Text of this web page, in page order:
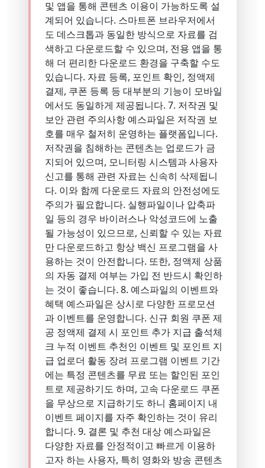
및 앱을 통해 콘텐츠 이용이 가능하도록 설
계되어 있습니다. 스마트폰 브라우저에서
도 데스크톱과 동일한 방식으로 자료를 검
색하고 다운로드할 수 있으며, 전용 앱을 통
해 더 편리한 다운로드 환경을 구축할 수도
있습니다. 자료 등록, 포인트 확인, 정액제
결제, 쿠폰 등록 등 대부분의 기능이 모바일
에서도 동일하게 제공됩니다. 7. 저작권 및
보안 관련 주의사항 예스파일은 저작권 보
호를 매우 철저히 운영하는 플랫폼입니다.
저작권을 침해하는 콘텐츠는 업로드가 금
지되어 있으며, 모니터링 시스템과 사용자
신고를 통해 관련 자료는 신속히 삭제됩니
다. 이와 함께 다운로드 자료의 안전성에도
주의가 필요합니다. 실행파일이나 압축파
일 등의 경우 바이러스나 악성코드에 노출
될 가능성이 있으므로, 신뢰할 수 있는 자료
만 다운로드하고 항상 백신 프로그램을 사
용하는 것이 안전합니다. 또한, 정액제 상품
의 자동 결제 여부는 가입 전 반드시 확인하
는 것이 좋습니다. 8. 예스파일의 이벤트와
혜택 예스파일은 상시로 다양한 프로모션
과 이벤트를 운영합니다. 신규 회원 쿠폰 제
공 정액제 결제 시 포인트 추가 지급 출석체
크 누적 이벤트 추천인 이벤트 및 포인트 지
급 업로더 활동 장려 프로그램 이벤트 기간
에는 특정 콘텐츠를 무료 또는 할인된 포인
트로 제공하기도 하며, 고속 다운로드 쿠폰
을 무상으로 지급하기도 하니 홈페이지 내
이벤트 페이지를 자주 확인하는 것이 유리
합니다. 9. 결론 및 추천 대상 예스파일은
다양한 자료를 안정적이고 빠르게 이용하
고자 하는 사용자, 특히 영화와 방송 콘텐츠